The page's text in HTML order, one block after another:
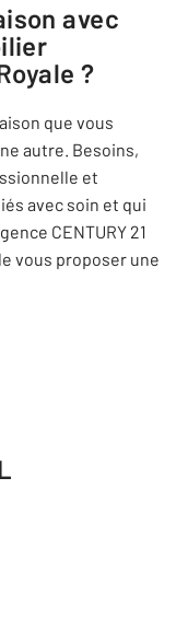
avec
?
que vous
autre. Besoins,
et
avec soin et qui
CENTURY 21
vous proposer une